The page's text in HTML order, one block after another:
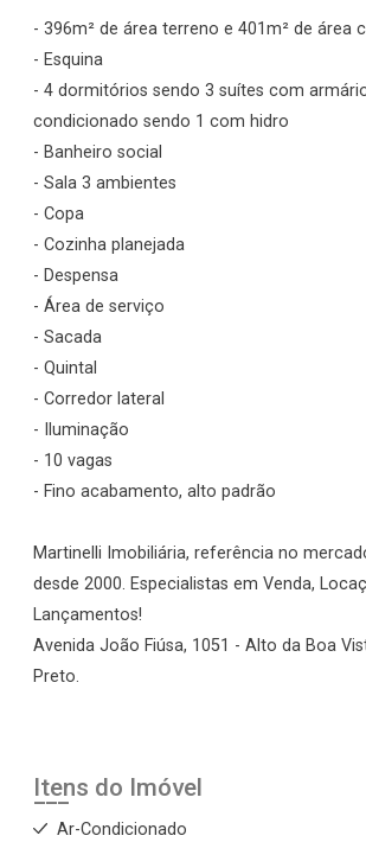
- 396m² de área terreno e 401m² de área
- Esquina
- 4 dormitórios sendo 3 suítes com
condicionado sendo 1 com hidro
- Banheiro social
- Sala 3 ambientes
- Copa
- Cozinha planejada
- Despensa
- Área de serviço
- Sacada
- Quintal
- Corredor lateral
- Iluminação
- 10 vagas
- Fino acabamento, alto padrão
Martinelli Imobiliária, referência no
desde 2000. Especialistas em Venda,
Lançamentos!
Avenida João Fiúsa, 1051 - Alto da Boa
Preto.
Itens do Imóvel
Ar-Condicionado